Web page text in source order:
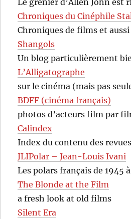
Chroniques du Cinéphile
Chroniques de films et
Shangols
Un blog particulièrement
L’Alligatographe
sur le cinéma (mais pas
BDFF (cinéma français)
photos d’acteurs film par
Calindex
Index du contenu des
JLIPolar – Jean-Louis Ivani
Les polars français de 1945
The Blonde at the Film
a fresh look at old films
Silent Era